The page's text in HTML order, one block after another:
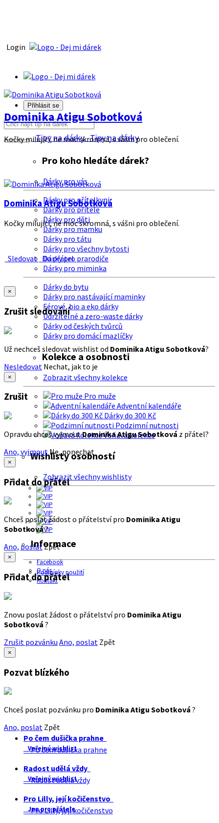
Login
Přihlásit se
Tipy na dárkyTipy na dárky
Pro koho hledáte dárek?
Dárky pro vás
Dárky pro přítelkyni
Dárky pro přítele
Dárky pro děti
Dárky pro mamku
Dárky pro tátu
Dárky pro všechny bytosti
Dárky pro prarodiče
Dárky pro miminka
Dárky do bytu
Dárky pro nastávající maminky
Férové, bio a eko dárky
Udržitelné a zero-waste dárky
Dárky od českých tvůrců
Dárky pro domácí mazlíčky
Kolekce a osobnosti
Zobrazit všechny kolekce
Pro muže
Adventní kalendáře
Dárky do 300 Kč
Podzimní nutnosti
Voňavá kolekce
Wishlisty osobností
Zobrazit všechny wishlisty
Informace
Facebook
O nás
Podmínky použití
Kontakt
Dominika Atigu Sobotková
Kočky milující, ne moc skromná, s vášni pro oblečení.
Dominika Atigu Sobotková
Kočky milující, ne moc skromná, s vášni pro oblečení.
Sledovat Do přátel
×
Zrušit sledování
Už nechceš sledovat wishlist od Dominika Atigu Sobotková?
Nesledovat Nechat, jak to je
×
Zrušit
Opravdu chceš vyjmoutDominika Atigu Sobotková z přátel?
Ano, vyjmout Ne, ponechat
×
Přidat do přátel
Chceš poslat žádost o přátelství pro Dominika Atigu
Sobotková?
Ano, poslatZpět
×
Přidat do přátel
Znovu poslat žádost o přátelství pro Dominika Atigu
Sobotková ?
Zrušit pozvánku Ano, poslat Zpět
×
Pozvat blízkého
Chceš poslat pozvánku pro Dominika Atigu Sobotková ?
Ano, poslat Zpět
Po čem dušička prahne
Veřejný wishlist
Po čem dušička prahne
Radost udělá vždy
Veřejný wishlist
Radost udělá vždy
Pro Lilly, její kočičenstvo
Jen pro přátele
Pro Lilly, její kočičenstvo